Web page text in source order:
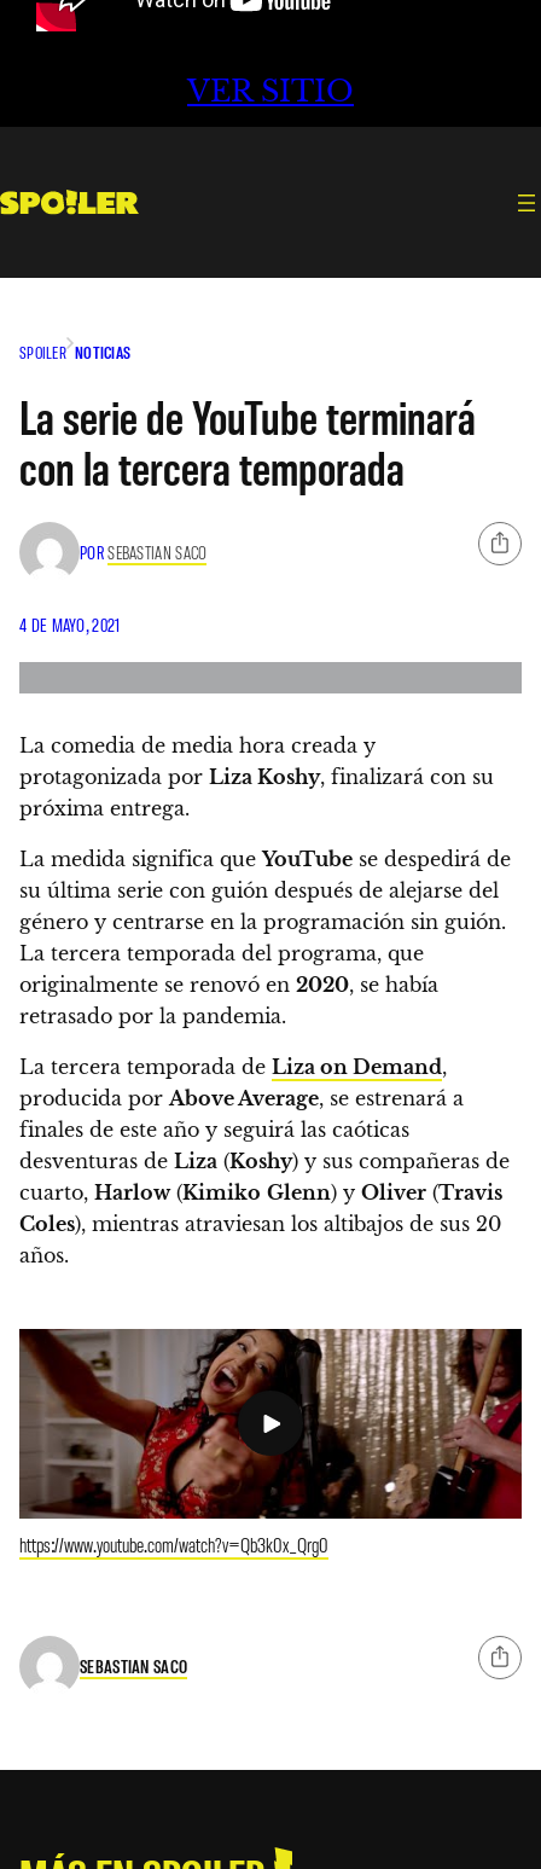
VER SITIO
SPOILER NOTICIAS
La serie de YouTube terminará
con la tercera temporada
PORSEBASTIAN SACO
4 DE MAYO, 2021
La comedia de media hora creada y
protagonizada por Liza Koshy, finalizará con su
próxima entrega.
La medida significa queYouTube se despedirá de
su última serie con guión después de alejarse del
género y centrarse en la programación sin guión.
La tercera temporada del programa, que
originalmente se renovó en 2020, se había
retrasado por la pandemia.
La tercera temporada de Liza on Demand,
producida por Above Average, se estrenará a
finales de este año y seguirá las caóticas
desventuras de Liza (Koshy) y sus compañeras de
cuarto, Harlow(Kimiko Glenn) y Oliver (Travis
Coles), mientras atraviesan los altibajos de sus 20
años.
https://www.youtube.com/watch?v=Qb3k0x_Qrg0
SEBASTIAN SACO